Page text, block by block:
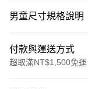
男童尺寸規格說明
付款與運送方式
超取滿NT$1,500免運